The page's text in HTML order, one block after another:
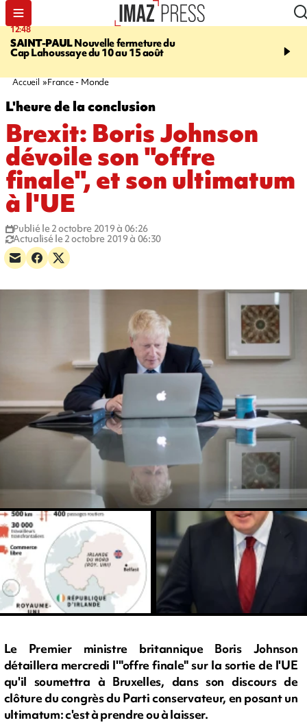
12:48
SAINT-PAULNouvelle fermeture du
Cap Lahoussaye du 10 au 15 août
14:23
massif de migrants, la
Accueil France - Monde
L'heure de la conclusion
Brexit: Boris Johnson
dévoile son "offre
finale", et son ultimatum
à l'UE
Publié le 2 octobre 2019 à 06:26
Actualisé le 2 octobre 2019 à 06:30
Le Premier ministre britannique Boris Johnson
détaillera mercredi l'"offre finale" sur la sortie de l'UE
qu'il soumettra à Bruxelles, dans son discours de
clôture du congrès du Parti conservateur, en posant un
ultimatum: c'est à prendre ou à laisser.